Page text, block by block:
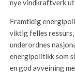
nye vindkraftverk
Framtidig
viktig felles
underordnes
energipolitikk som
en god avveining